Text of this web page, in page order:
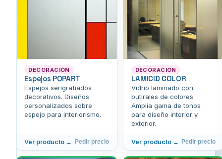
DECORACIÓN
Espejos POPART
Espejos serigrafiados
decorativos. Diseños
personalizados sobre
espejo para interiorismo.
Ver producto → Pedir precio
DECORACIÓN
LAMICID COLOR
Vidrio laminado con
butirales de colores.
Amplia gama de tonos
para diseño interior y
exterior.
Ver producto → Pedir precio